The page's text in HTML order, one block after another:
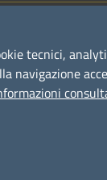
Copyright
tecnici,
navigazione